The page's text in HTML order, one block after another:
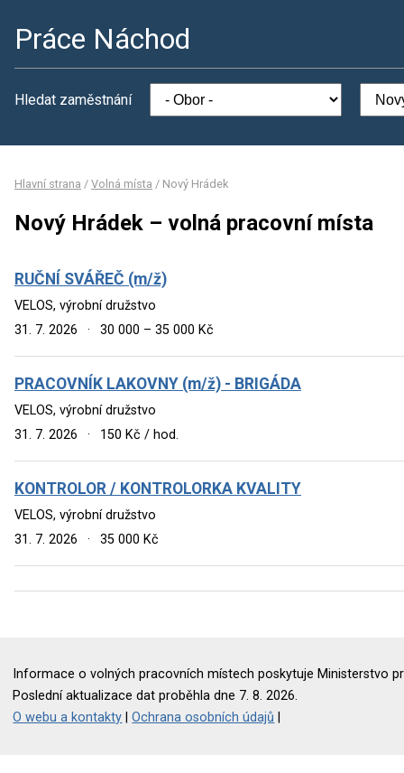
Práce Náchod
Hledat zaměstnání
Hlavní strana / Volná místa / Nový Hrádek
Nový Hrádek – volná pracovní místa
RUČNÍ SVÁŘEČ (m/ž)
VELOS, výrobní družstvo
31. 7. 2026
· 30 000 – 35 000 Kč
PRACOVNÍK LAKOVNY (m/ž) - BRIGÁDA
VELOS, výrobní družstvo
31. 7. 2026
· 150 Kč / hod.
KONTROLOR / KONTROLORKA KVALITY
VELOS, výrobní družstvo
31. 7. 2026
· 35 000 Kč
Informace o volných pracovních místech poskytuje Ministerstvo
Poslední aktualizace dat proběhla dne 7. 8. 2026.
O webu a kontakty |Ochrana osobních údajů